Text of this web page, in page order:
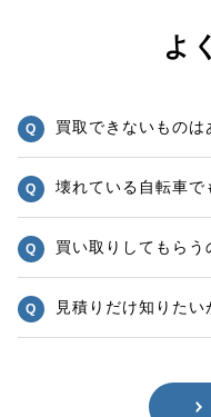
よ
買取できないものは
壊れている自転車で
買い取りしてもらう
見積りだけ知りた